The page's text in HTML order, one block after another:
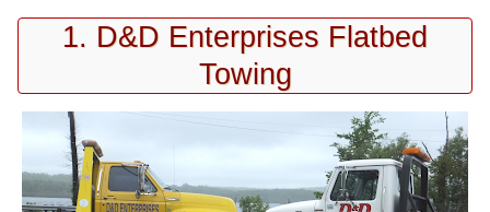
1. D&D Enterprises Flatbed
Towing